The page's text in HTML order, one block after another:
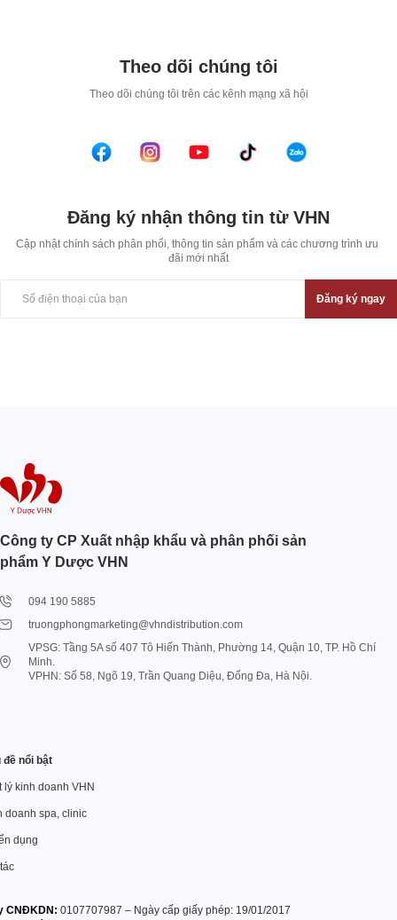
Theo dõi chúng tôi
Theo dõi chúng tôi trên các kênh mạng xã hội
Đăng ký nhận thông tin từ VHN
Cập nhật chính sách phân phối, thông tin sản phẩm và các chương trình ưu
đãi mới nhất
Đăng ký ngay
Công ty CP Xuất nhập khẩu và phân phối sản
phẩm Y Dược VHN
094 190 5885
truongphongmarketing@vhndistribution.com
VPSG: Tầng 5A số 407 Tô Hiến Thành, Phường 14, Quận 10, TP. Hồ Chí
Minh.
VPHN: Số 58, Ngõ 19, Trần Quang Diệu, Đống Đa, Hà Nội.
đề nổi bật
lý kinh doanh VHN
doanh spa, clinic
dụng
CNĐKDN: 0107707987 – Ngày cấp giấy phép: 19/01/2017